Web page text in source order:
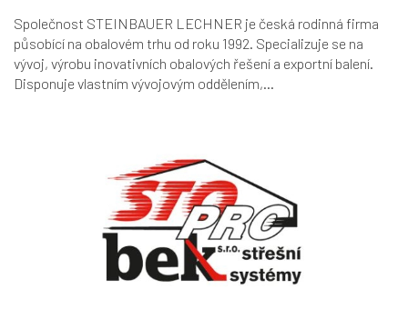
Společnost STEINBAUER LECHNER je česká rodinná firma
působící na obalovém trhu od roku 1992. Specializuje se na
vývoj, výrobu inovativních obalových řešení a exportní balení.
Disponuje vlastním vývojovým oddělením,...